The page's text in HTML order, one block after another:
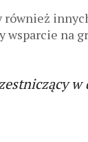
również
na